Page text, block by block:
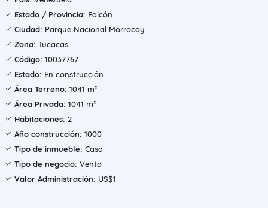
Estado / Provincia: Falcón
Ciudad: Parque Nacional Morrocoy
Zona: Tucacas
Código: 10037767
Estado: En construcción
Área Terreno: 1041 m²
Área Privada: 1041 m²
Habitaciones: 2
Año construcción: 1000
Tipo de inmueble: Casa
Tipo de negocio: Venta
Valor Administración: US$1